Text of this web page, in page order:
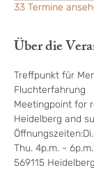
33 Termine
Über die
Treffpunkt für
Fluchterfahrung
Meetingpoint for
Heidelberg and
Thu. 4p.m. -
569115